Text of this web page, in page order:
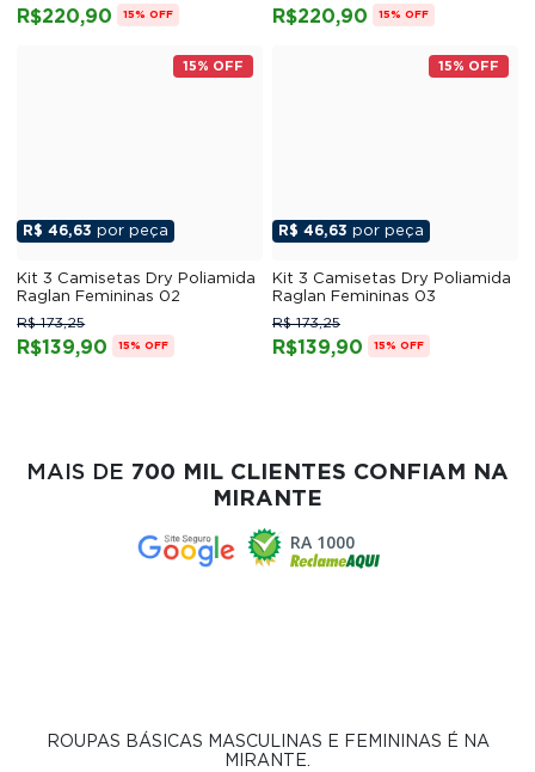
R$220,90 15% OFF R$220,90 15% OFF
15% OFF
R$ 46,63 por peça
Kit 3 Camisetas Dry Poliamida
Raglan Femininas 02
R$139,90
R$ 173,25
15% OFF
15% OFF
R$ 46,63 por peça
Kit 3 Camisetas Dry Poliamida
Raglan Femininas 03
R$139,90
R$ 173,25
15% OFF
MAIS DE 700 MIL CLIENTES CONFIAM NA
MIRANTE
RA 1000
ROUPAS BÁSICAS MASCULINAS E FEMININAS É NA
MIRANTE.